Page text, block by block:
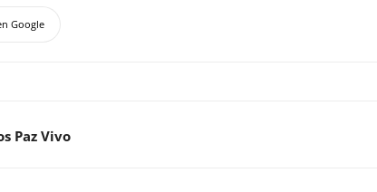
Google
Paz Vivo